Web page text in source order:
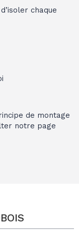
chaque
de montage
notre page